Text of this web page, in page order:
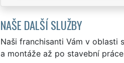
NAŠE DALŠÍ SLUŽBY
Naši franchisanti Vám v oblasti
a montáže až po stavební